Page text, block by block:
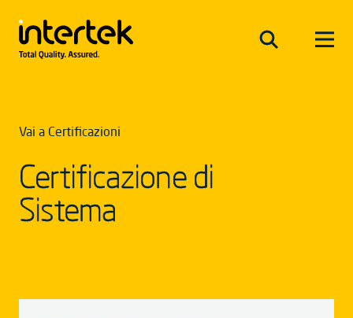
Vai a Certificazioni
Certificazione di
Sistema